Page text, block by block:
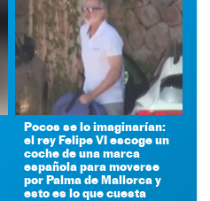
Pocos se lo imaginarían:
el rey Felipe VI escoge un
coche de una marca
española para moverse
por Palma de Mallorca y
esto es lo que cuesta